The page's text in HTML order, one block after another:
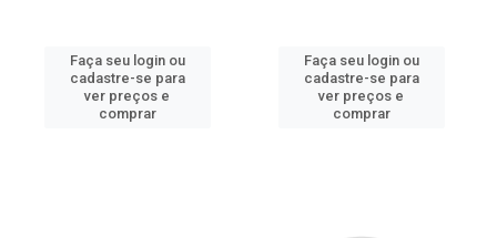
Faça seu login ou
cadastre-se para
ver preços e
comprar
Faça seu login ou
cadastre-se para
ver preços e
comprar